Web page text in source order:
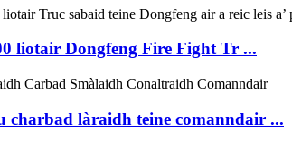
liotair Dongfeng Fire Fight Tr ...
charbad làraidh teine ​​​​comanndair ...